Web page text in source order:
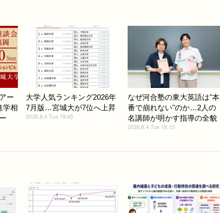
ー
学相
大学人気ランキング2026年
7月版…宮城大が7位へ上昇
2026.8.4 Tue 19:45
なぜ河合塾の東大英語は"本
番で崩れない"のか…2人の
名講師が明かす指導の全貌
2026.8.4 Tue 18:15